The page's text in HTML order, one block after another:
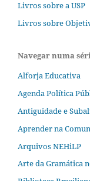
Livros sobre a USP
Livros sobre
Navegar numa
Alforja Educativa
Agenda Política
Antiguidade e
Aprender na
Arquivos NEHiLP
Arte da Gramática